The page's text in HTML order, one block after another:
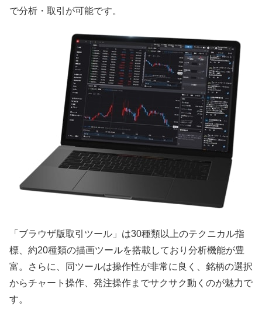
で分析・取引が可能です。
「ブラウザ版取引ツール」は30種類以上のテクニカル指
標、約20種類の描画ツールを搭載しており分析機能が豊
富。さらに、同ツールは操作性が非常に良く、銘柄の選択
からチャート操作、発注操作までサクサク動くのが魅力で
す。